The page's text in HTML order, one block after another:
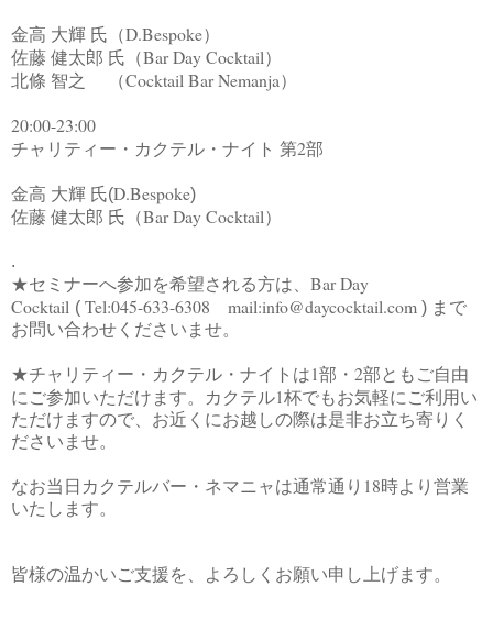
金高 大輝 氏（D.Bespoke）
佐藤 健太郎 氏（Bar Day Cocktail）
北條 智之 （Cocktail Bar Nemanja）
20:00-23:00
チャリティー・カクテル・ナイト 第2部
金高 大輝 氏(D.Bespoke)
佐藤 健太郎 氏（Bar Day Cocktail）
.
★セミナーへ参加を希望される方は、 Bar Day
Cocktail ( Tel:045-633-6308 mail:info@daycocktail.com ) まで
お問い合わせくださいませ。
★チャリティー・カクテル・ナイトは1部・ 2部ともご自由
にご参加いただけます。カクテル1杯でもお気軽にご利用い
ただけますので、お近くにお越しの際は是非お立ち寄りく
ださいませ。
なお当日カクテルバー・ネマニャは通常通り 18時より営業
いたします。
皆様の温かいご支援を、よろしくお願い申し上げます。